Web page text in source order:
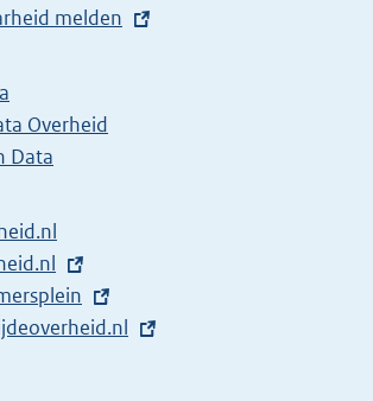
melden
Overheid
Data